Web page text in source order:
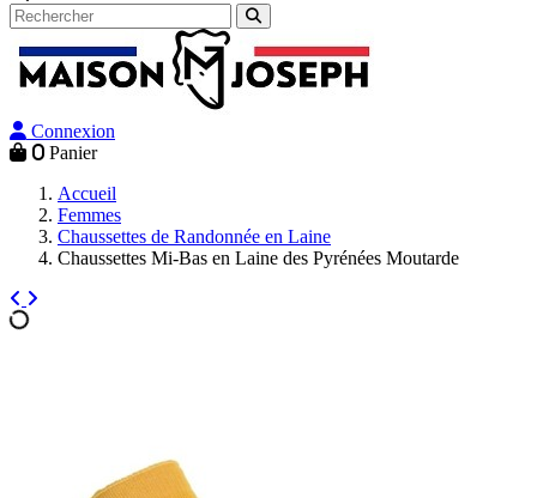
Connexion
0 Panier
Accueil
Femmes
Chaussettes de Randonnée en Laine
Chaussettes Mi-Bas en Laine des Pyrénées Moutarde